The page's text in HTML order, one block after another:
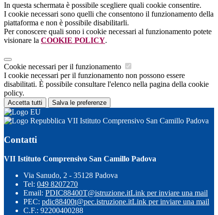
In questa schermata è possibile scegliere quali cookie consentire.
I cookie necessari sono quelli che consentono il funzionamento della
piattaforma e non è possibile disabilitarli.
Per conoscere quali sono i cookie necessari al funzionamento potete
visionare la COOKIE POLICY.
Cookie necessari per il funzionamento
I cookie necessari per il funzionamento non possono essere
disabilitati. È possibile consultare l'elenco nella pagina della cookie
policy.
Accetta tutti Salva le preferenze
VII Istituto Comprensivo San Camillo Padova
Contatti
VII Istituto Comprensivo San Camillo Padova
Via Sanudo, 2 - 35128 Padova
Tel: 049 8207270
Email: PDIC88400T@istruzione.itLink per inviare una mail
PEC: pdic88400t@pec.istruzione.itLink per inviare una mail
C.F.: 92200400288